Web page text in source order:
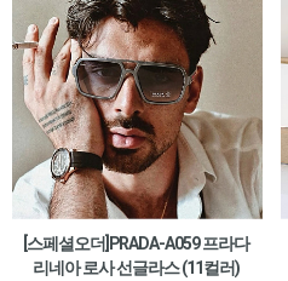
[스페셜오더]PRADA-A059 프라다
리네아 로사 선글라스 (11컬러)